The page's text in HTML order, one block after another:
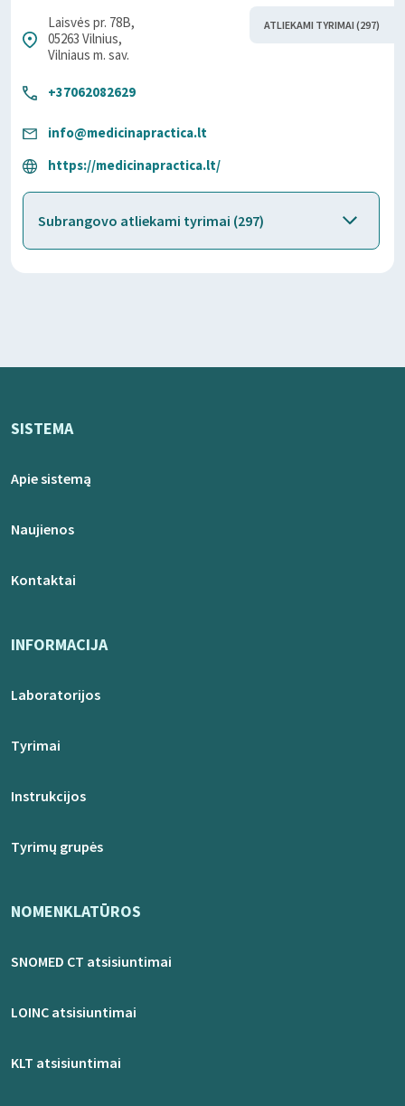
ATLIEKAMI TYRIMAI (297)
Laisvės pr. 78B,
05263 Vilnius,
Vilniaus m. sav.
+37062082629
info@medicinapractica.lt
https://medicinapractica.lt/
Subrangovo atliekami tyrimai (297)
SISTEMA
Apie sistemą
Naujienos
Kontaktai
INFORMACIJA
Laboratorijos
Tyrimai
Instrukcijos
Tyrimų grupės
NOMENKLATŪROS
SNOMED CT atsisiuntimai
LOINC atsisiuntimai
KLT atsisiuntimai